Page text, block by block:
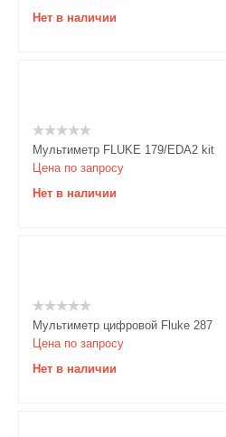
Нет в наличии
Мультиметр FLUKE 179/EDA2 kit
Цена по запросу
Нет в наличии
Мультиметр цифровой Fluke 287
Цена по запросу
Нет в наличии